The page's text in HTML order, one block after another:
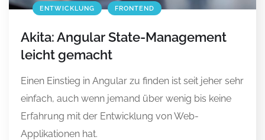
ENTWICKLUNG FRONTEND
Akita: Angular State-Management
leicht gemacht
Einen Einstieg in Angular zu finden ist seit jeher sehr
einfach, auch wenn jemand über wenig bis keine
Erfahrung mit der Entwicklung von Web-
Applikationen hat.